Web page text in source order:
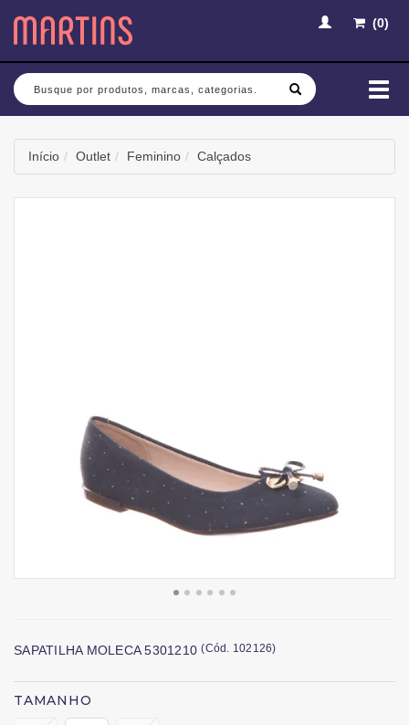
(0)
Busca
Início Outlet Feminino Calçados
SAPATILHA MOLECA 5301210(Cód. 102126)
TAMANHO